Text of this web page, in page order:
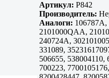
Артикул: P842
Производитель:
Аналоги: 106787A,
2101000QAA,
240724A,
331089,
506655, 538004110,
700223,